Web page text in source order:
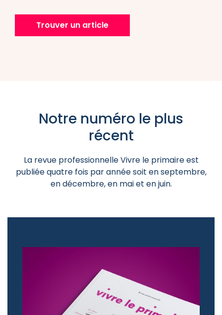
Trouver un article
Notre numéro le plus
récent
La revue professionnelle Vivre le primaire est
publiée quatre fois par année soit en septembre,
en décembre, en mai et en juin.